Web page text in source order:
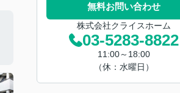
無料お問い合わせ
株式会社クライスホーム
03-5283-8822
11:00～18:00
（休：水曜日）